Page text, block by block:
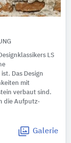
LS
Das Design
mit
verbaut sind.
die Aufputz-
Galerie